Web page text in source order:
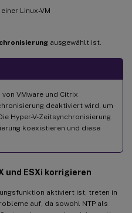
Linux-VM
ausgewählt ist.
VMware und Citrix
deaktiviert wird, um
Hyper-V-Zeitsynchronisierung
koexistieren und diese
und ESXi korrigieren
aktiviert ist, treten in
auf, da sowohl NTP als